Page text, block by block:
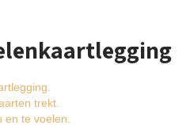
trekt.
te voelen.